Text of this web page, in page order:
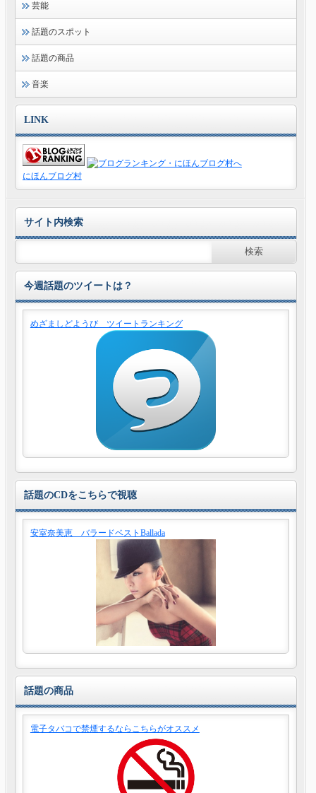
芸能
話題のスポット
話題の商品
音楽
LINK
にほんブログ村
サイト内検索
今週話題のツイートは？
めざましどようび ツイートランキング
話題のCDをこちらで視聴
安室奈美恵 バラードベストBallada
話題の商品
電子タバコで禁煙するならこちらがオススメ